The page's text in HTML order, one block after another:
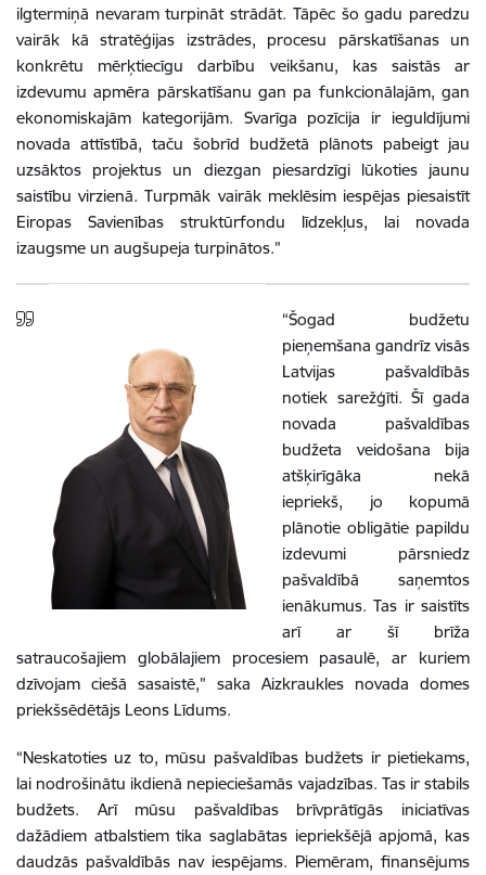
ilgtermiņā nevaram turpināt strādāt. Tāpēc šo gadu paredzu
vairāk kā stratēģijas izstrādes, procesu pārskatīšanas un
konkrētu mērķtiecīgu darbību veikšanu, kas saistās ar
izdevumu apmēra pārskatīšanu gan pa funkcionālajām, gan
ekonomiskajām kategorijām. Svarīga pozīcija ir ieguldījumi
novada attīstībā, taču šobrīd budžetā plānots pabeigt jau
uzsāktos projektus un diezgan piesardzīgi lūkoties jaunu
saistību virzienā. Turpmāk vairāk meklēsim iespējas piesaistīt
Eiropas Savienības struktūrfondu līdzekļus, lai novada
izaugsme un augšupeja turpinātos.”
“Šogad budžetu
pieņemšana gandrīz visās
Latvijas pašvaldībās
notiek sarežģīti. Šī gada
novada pašvaldības
budžeta veidošana bija
atšķirīgāka nekā
iepriekš, jo kopumā
plānotie obligātie papildu
izdevumi pārsniedz
pašvaldībā saņemtos
ienākumus. Tas ir saistīts
arī ar šī brīža
satraucošajiem globālajiem procesiem pasaulē, ar kuriem
dzīvojam ciešā sasaistē,” saka Aizkraukles novada domes
priekšsēdētājs Leons Līdums.
“Neskatoties uz to, mūsu pašvaldības budžets ir pietiekams,
lai nodrošinātu ikdienā nepieciešamās vajadzības. Tas ir stabils
budžets. Arī mūsu pašvaldības brīvprātīgās iniciatīvas
dažādiem atbalstiem tika saglabātas iepriekšējā apjomā, kas
daudzās pašvaldībās nav iespējams. Piemēram, finansējums